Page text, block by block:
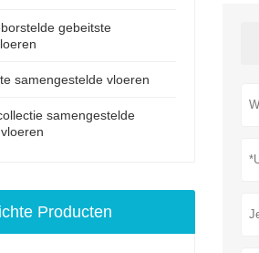
gebeitste
samengestelde vloeren
samengestelde
Producten